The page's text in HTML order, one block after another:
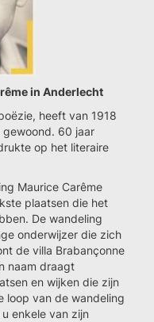
in Anderlecht
heeft van 1918
60 jaar
op het literaire
Maurice Carême
plaatsen die het
De wandeling
onderwijzer die zich
de villa Brabançonne
naam draagt
en wijken die zijn
loop van de wandeling
enkele van zijn